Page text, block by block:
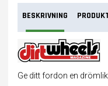
BESKRIVNING
Ge ditt fordon en